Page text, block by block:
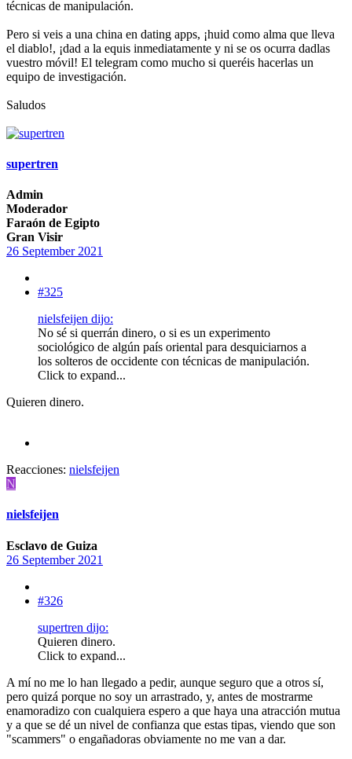
técnicas de manipulación.
Pero si veis a una china en dating apps, ¡huid como alma que lleva
el diablo!, ¡dad a la equis inmediatamente y ni se os ocurra dadlas
vuestro móvil! El telegram como mucho si queréis hacerlas un
equipo de investigación.
Saludos
supertren
Admin
Moderador
Faraón de Egipto
Gran Visir
26 September 2021
#325
nielsfeijen dijo:
No sé si querrán dinero, o si es un experimento
sociológico de algún país oriental para desquiciarnos a
los solteros de occidente con técnicas de manipulación.
Click to expand...
Quieren dinero.
Reacciones: nielsfeijen
N
nielsfeijen
Esclavo de Guiza
26 September 2021
#326
supertren dijo:
Quieren dinero.
Click to expand...
A mí no me lo han llegado a pedir, aunque seguro que a otros sí,
pero quizá porque no soy un arrastrado, y, antes de mostrarme
enamoradizo con cualquiera espero a que haya una atracción mutua
y a que se dé un nivel de confianza que estas tipas, viendo que son
"scammers" o engañadoras obviamente no me van a dar.